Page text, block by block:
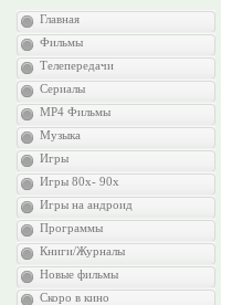
Главная
Фильмы
Телепередачи
Сериалы
MP4 Фильмы
Музыка
Игры
Игры 80х- 90х
Игры на андроид
Программы
Книги/Журналы
Новые фильмы
Скоро в кино